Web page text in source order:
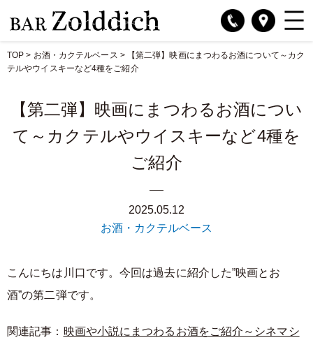
TOP > お酒・カクテルベース >
【第二弾】映画にまつわるお酒について～カク
テルやウイスキーなど4種をご紹介
【第二弾】映画にまつわるお酒につい
て～カクテルやウイスキーなど4種を
ご紹介
2025.05.12
お酒・カクテルベース
こんにちは川口です。今回は過去に紹介した”映画とお
酒”の第二弾です。
関連記事： 映画や小説にまつわるお酒をご紹介～シネマシ